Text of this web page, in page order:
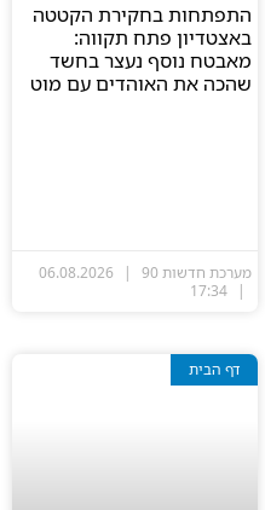
התפתחות בחקירת הקטטה
באצטדיון פתח תקווה:
מאבטח נוסף נעצר בחשד
שהכה את האוהדים עם מוט
מערכת חדשות 90
דף הבית